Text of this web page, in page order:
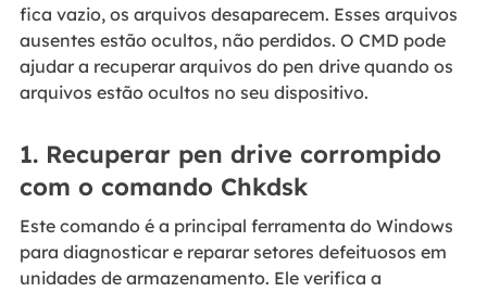
fica vazio, os arquivos desaparecem. Esses arquivos
ausentes estão ocultos, não perdidos. O CMD pode
ajudar a recuperar arquivos do pen drive quando os
arquivos estão ocultos no seu dispositivo.
1. Recuperar pen drive corrompido
com o comando Chkdsk
Este comando é a principal ferramenta do Windows
para diagnosticar e reparar setores defeituosos em
unidades de armazenamento. Ele verifica a